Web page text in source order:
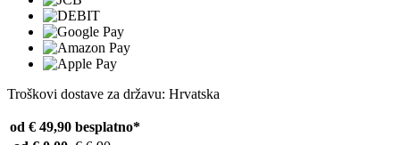
Troškovi dostave za državu: Hrvatska
od € 49,90 besplatno*